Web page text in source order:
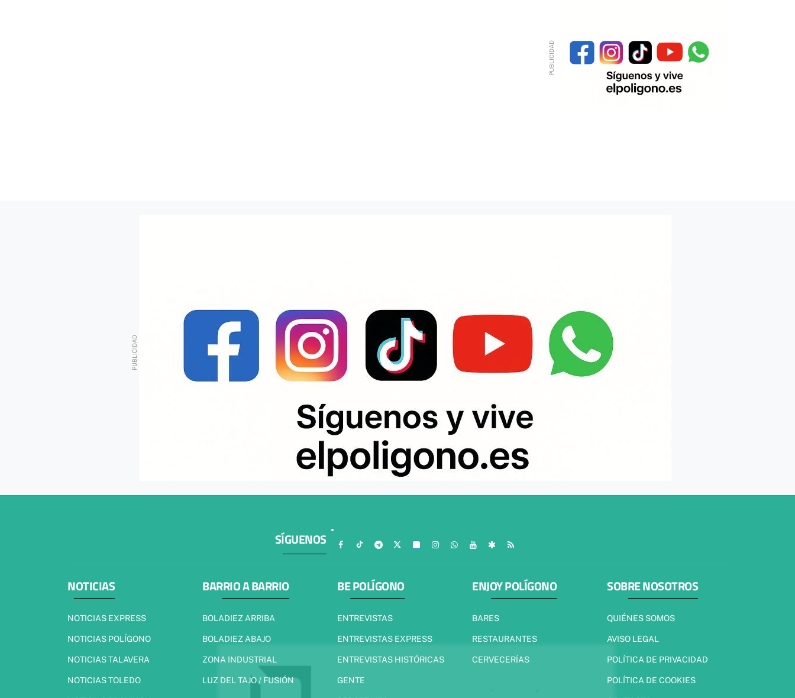
SÍGUENOS
NOTICIAS
NOTICIAS EXPRESS
NOTICIAS POLÍGONO
NOTICIAS TALAVERA
NOTICIAS TOLEDO
BARRIO A BARRIO
BOLADIEZ ARRIBA
BOLADIEZ ABAJO
ZONA INDUSTRIAL
LUZ DEL TAJO / FUSIÓN
BE POLÍGONO
ENTREVISTAS
ENTREVISTAS EXPRESS
ENTREVISTAS HISTÓRICAS
GENTE
ENJOY POLÍGONO
BARES
RESTAURANTES
CERVECERÍAS
SOBRE NOSOTROS
QUIÉNES SOMOS
AVISO LEGAL
POLÍTICA DE PRIVACIDAD
POLÍTICA DE COOKIES